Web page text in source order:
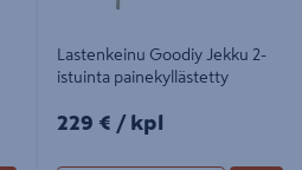
Lastenkeinu Goodiy Jekku 2-
istuinta painekyllästetty
229€/kpl
229 € / kpl